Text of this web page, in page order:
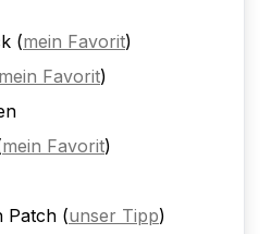
(mein Favorit)
mein Favorit)
mein Favorit)
Patch (unser Tipp)